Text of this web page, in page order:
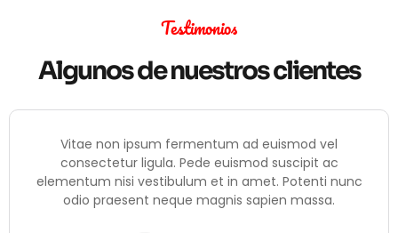
Testimonios
Algunos de nuestros clientes
Vitae non ipsum fermentum ad euismod vel
consectetur ligula. Pede euismod suscipit ac
elementum nisi vestibulum et in amet. Potenti nunc
odio praesent neque magnis sapien massa.